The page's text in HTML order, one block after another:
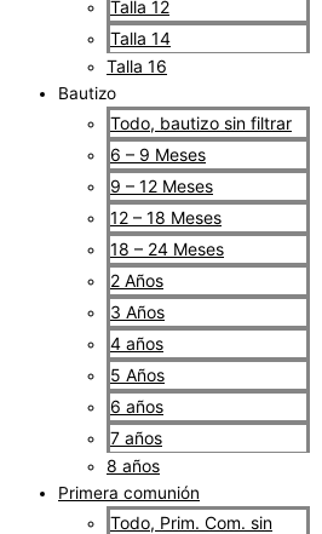
Talla 12
Talla 14
Talla 16
Bautizo
Todo, bautizo sin filtrar
6 – 9 Meses
9 – 12 Meses
12 – 18 Meses
18 – 24 Meses
2 Años
3 Años
4 años
5 Años
6 años
7 años
8 años
Primera comunión
Todo, Prim. Com. sin